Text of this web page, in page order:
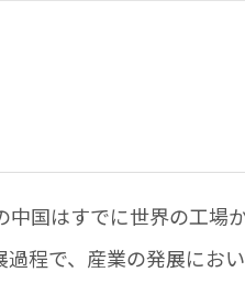
中国はすでに世界の工場
過程で、産業の発展にお